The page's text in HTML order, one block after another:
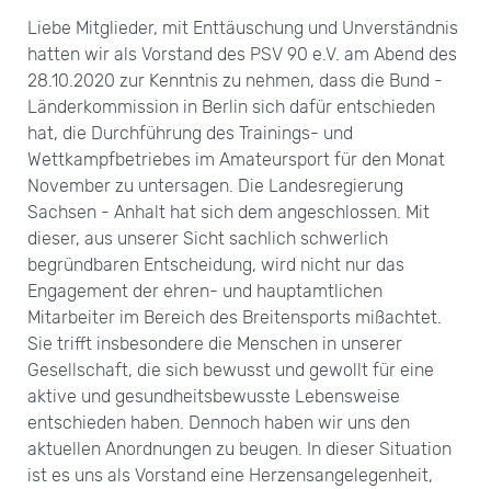
Liebe Mitglieder, mit Enttäuschung und Unverständnis
hatten wir als Vorstand des PSV 90 e.V. am Abend des
28.10.2020 zur Kenntnis zu nehmen, dass die Bund -
Länderkommission in Berlin sich dafür entschieden
hat, die Durchführung des Trainings- und
Wettkampfbetriebes im Amateursport für den Monat
November zu untersagen. Die Landesregierung
Sachsen - Anhalt hat sich dem angeschlossen. Mit
dieser, aus unserer Sicht sachlich schwerlich
begründbaren Entscheidung, wird nicht nur das
Engagement der ehren- und hauptamtlichen
Mitarbeiter im Bereich des Breitensports mißachtet.
Sie trifft insbesondere die Menschen in unserer
Gesellschaft, die sich bewusst und gewollt für eine
aktive und gesundheitsbewusste Lebensweise
entschieden haben. Dennoch haben wir uns den
aktuellen Anordnungen zu beugen. In dieser Situation
ist es uns als Vorstand eine Herzensangelegenheit,